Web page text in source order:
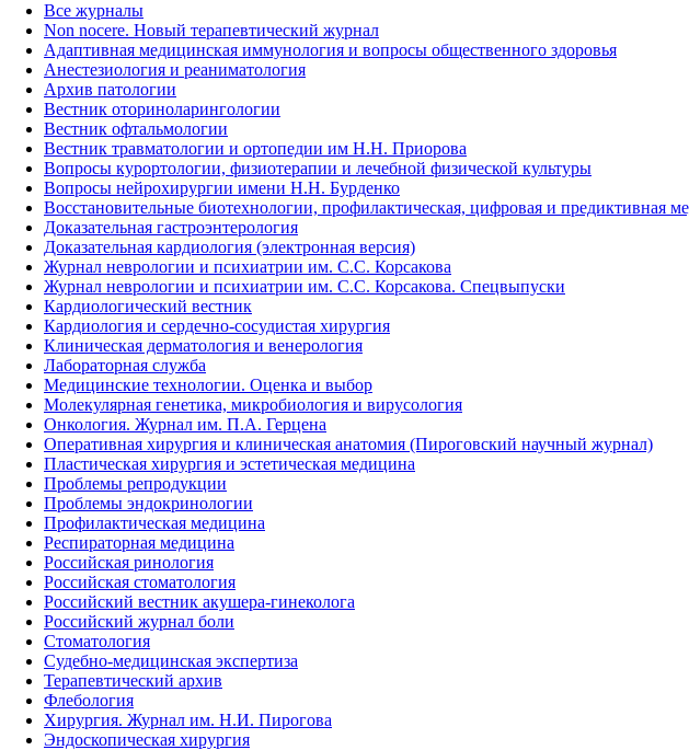
Все журналы
Non nocere. Новый терапевтический журнал
Адаптивная медицинская иммунология и вопросы общественного здоровья
Анестезиология и реаниматология
Архив патологии
Вестник оториноларингологии
Вестник офтальмологии
Вестник травматологии и ортопедии им Н.Н. Приорова
Вопросы курортологии, физиотерапии и лечебной физической культуры
Вопросы нейрохирургии имени Н.Н. Бурденко
Восстановительные биотехнологии, профилактическая, цифровая и предиктивная
Доказательная гастроэнтерология
Доказательная кардиология (электронная версия)
Журнал неврологии и психиатрии им. С.С. Корсакова
Журнал неврологии и психиатрии им. С.С. Корсакова. Спецвыпуски
Кардиологический вестник
Кардиология и сердечно-сосудистая хирургия
Клиническая дерматология и венерология
Лабораторная служба
Медицинские технологии. Оценка и выбор
Молекулярная генетика, микробиология и вирусология
Онкология. Журнал им. П.А. Герцена
Оперативная хирургия и клиническая анатомия (Пироговский научный журнал)
Пластическая хирургия и эстетическая медицина
Проблемы репродукции
Проблемы эндокринологии
Профилактическая медицина
Респираторная медицина
Российская ринология
Российская стоматология
Российский вестник акушера-гинеколога
Российский журнал боли
Стоматология
Судебно-медицинская экспертиза
Терапевтический архив
Флебология
Хирургия. Журнал им. Н.И. Пирогова
Эндоскопическая хирургия